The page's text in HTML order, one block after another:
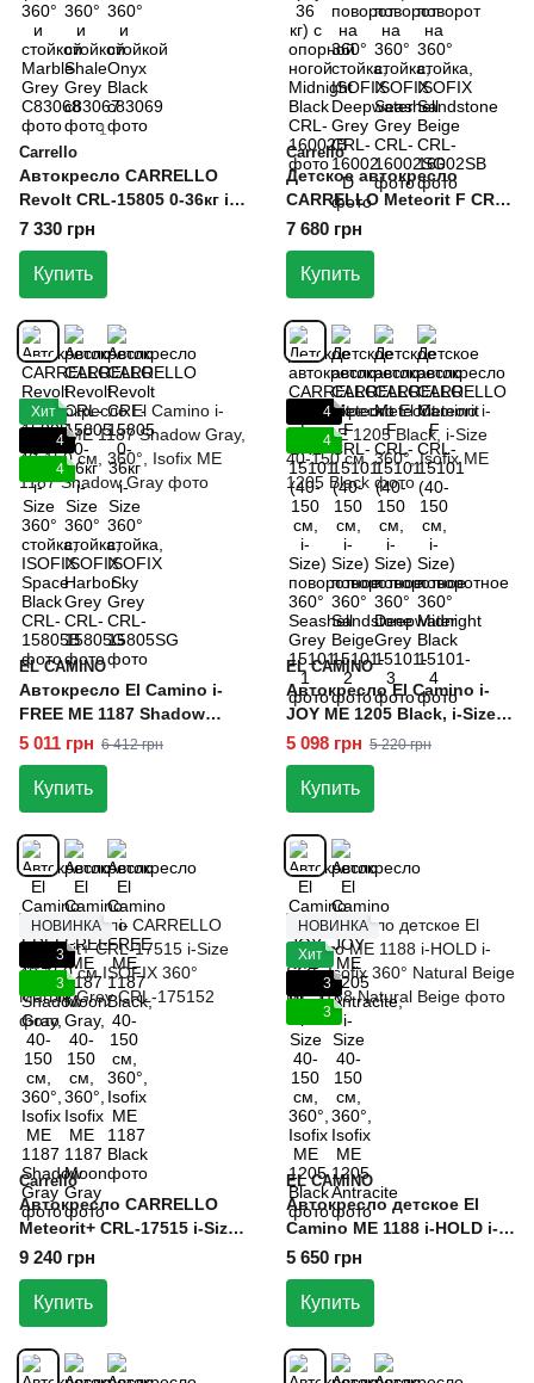
1
Carrello
Автокресло CARRELLO
Revolt CRL-15805 0-36кг i-
Size 360° стойка, ISOFIX
Space Black
7 330 грн
Купить
Carrello
Детское автокресло
CARRELLO Meteorit F CRL-
15101 (40-150 см, i-Size)
поворотное 360° Seashell
Grey
7 680 грн
Купить
Хит
4
4
EL CAMINO
Автокресло El Camino i-
FREE ME 1187 Shadow
Gray, 40-150 см, 360°, Isofix
5 011 грн 6 412 грн
Купить
4
4
EL CAMINO
Автокресло El Camino i-
JOY ME 1205 Black, i-Size
40-150 см, 360°, Isofix
5 098 грн 5 220 грн
Купить
НОВИНКА
3
3
Carrello
Автокресло CARRELLO
Meteorit+ CRL-17515 i-Size
40-150 см ISOFIX 360°
Marble Grey
9 240 грн
Купить
НОВИНКА
Хит
3
3
EL CAMINO
Автокресло детское El
Camino ME 1188 i-HOLD i-
SIZE Isofix 360° Natural
Beige
5 650 грн
Купить